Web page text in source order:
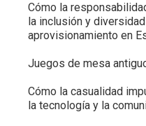
Cómo la
la inclusión y
aprovisionamiento en
Juegos de mesa
Cómo la casualidad
la tecnología y la